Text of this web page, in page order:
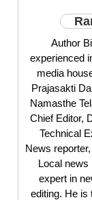
Author
experienced
media
Prajasakti
Namasthe
Chief Editor,
Technical
News
Local news
expert in
editing. He is